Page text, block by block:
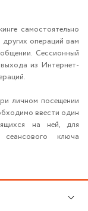
самостоятельно
операций вам
Сессионный
из Интернет-
личном посещении
ввести один
на ней, для
ключа